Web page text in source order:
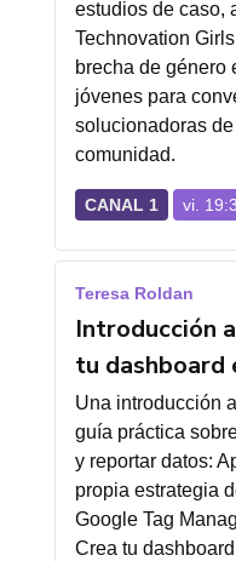
estudios de caso,
Technovation
brecha de género
jóvenes para
solucionadoras
comunidad.
CANAL 1 vi.
Teresa Roldan
Introducción
tu dashboard
Una introducción
guía práctica
y reportar datos:
propia estrategia
Google Tag
Crea tu